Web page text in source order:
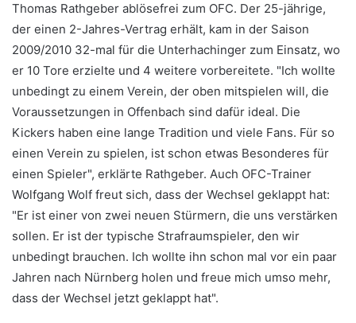
Thomas Rathgeber ablösefrei zum OFC. Der 25-jährige,
der einen 2-Jahres-Vertrag erhält, kam in der Saison
2009/2010 32-mal für die Unterhachinger zum Einsatz, wo
er 10 Tore erzielte und 4 weitere vorbereitete. "Ich wollte
unbedingt zu einem Verein, der oben mitspielen will, die
Voraussetzungen in Offenbach sind dafür ideal. Die
Kickers haben eine lange Tradition und viele Fans. Für so
einen Verein zu spielen, ist schon etwas Besonderes für
einen Spieler", erklärte Rathgeber. Auch OFC-Trainer
Wolfgang Wolf freut sich, dass der Wechsel geklappt hat:
"Er ist einer von zwei neuen Stürmern, die uns verstärken
sollen. Er ist der typische Strafraumspieler, den wir
unbedingt brauchen. Ich wollte ihn schon mal vor ein paar
Jahren nach Nürnberg holen und freue mich umso mehr,
dass der Wechsel jetzt geklappt hat".